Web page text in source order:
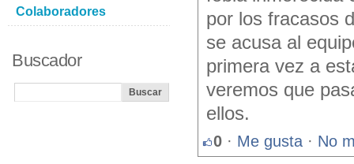
por los fracasos
se acusa al
primera vez a
veremos que
ellos.
0 · Me gusta · No
Colaboradores
Buscador